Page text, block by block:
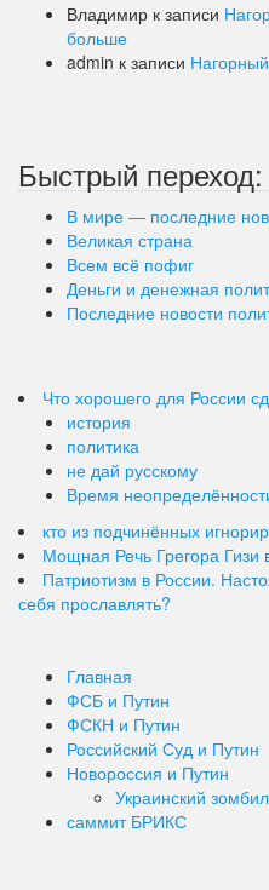
Владимир к записи
больше
admin к записи
Быстрый переход:
В мире — последние
Великая страна
Всем всё пофиг
Деньги и денежная
Последние новости
Что хорошего для России
история
политика
не дай русскому
Время
кто из подчинённых
Мощная Речь Грегора Гизи
Патриотизм в России.
себя прославлять?
Главная
ФСБ и Путин
ФСКН и Путин
Российский Суд и Путин
Новороссия и Путин
Украинский
саммит БРИКС